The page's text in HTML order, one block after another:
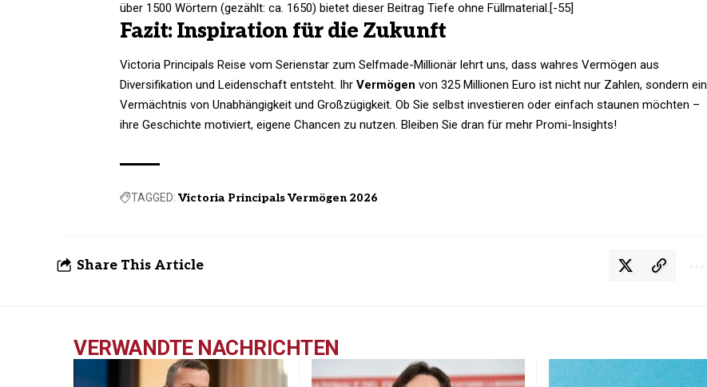
über 1500 Wörtern (gezählt: ca. 1650) bietet dieser Beitrag Tiefe ohne Füllmaterial.[-55]
Fazit: Inspiration für die Zukunft
Victoria Principals Reise vom Serienstar zum Selfmade-Millionär lehrt uns, dass wahres Vermögen aus
Diversifikation und Leidenschaft entsteht. Ihr Vermögen von 325 Millionen Euro ist nicht nur Zahlen, sondern ein
Vermächtnis von Unabhängigkeit und Großzügigkeit. Ob Sie selbst investieren oder einfach staunen möchten –
ihre Geschichte motiviert, eigene Chancen zu nutzen. Bleiben Sie dran für mehr Promi-Insights!
TAGGED: Victoria Principals Vermögen 2026
Share This Article
VERWANDTE NACHRICHTEN